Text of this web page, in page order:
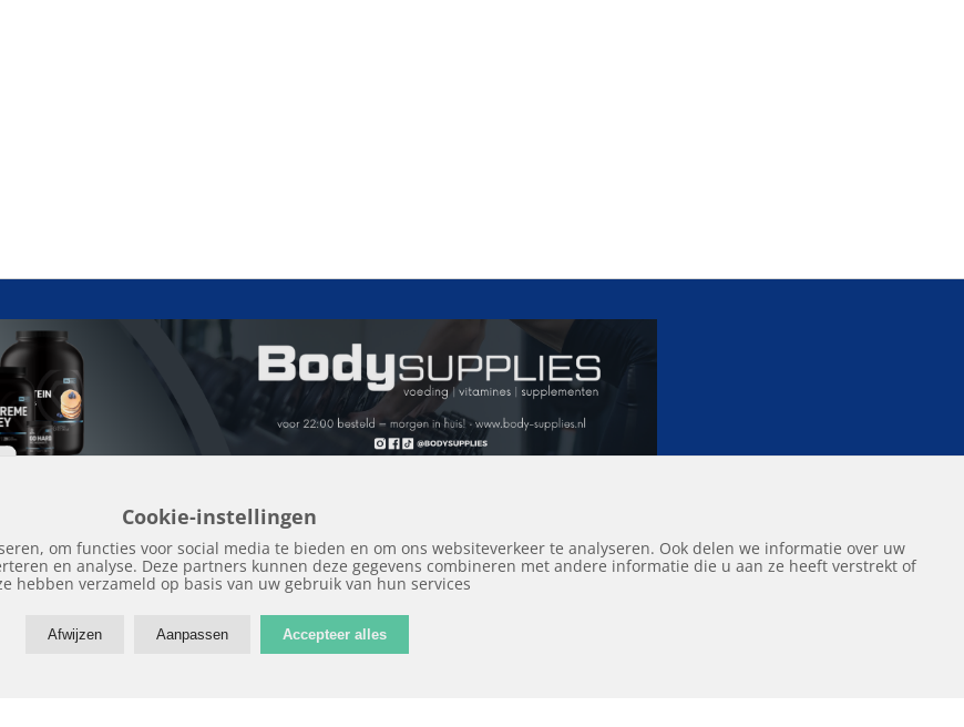
Edities Over Hockeykrant Adverteren Contact Nieuws Archief
Copyright © 2018 | Hockeykrant.nl | Realisatie:Site Online
Cookie-instellingen
om functies voor social media te bieden en om ons websiteverkeer te analyseren. Ook delen we informatie over uw
en analyse. Deze partners kunnen deze gegevens combineren met andere informatie die u aan ze heeft verstrekt of
hebben verzameld op basis van uw gebruik van hun services
Afwijzen Aanpassen Accepteer alles